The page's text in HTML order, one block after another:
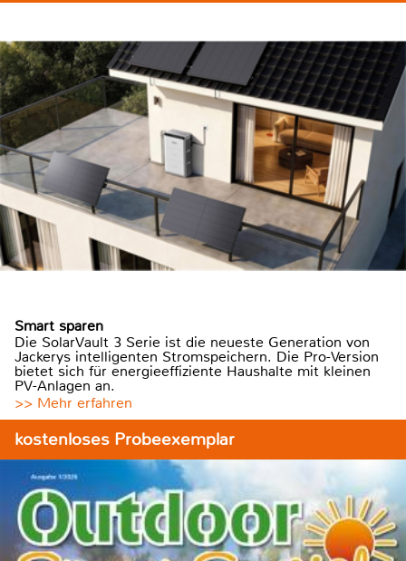
Smart sparen
Die SolarVault 3 Serie ist die neueste Generation von
Jackerys intelligenten Stromspeichern. Die Pro-Version
bietet sich für energieeffiziente Haushalte mit kleinen
PV-Anlagen an.
>> Mehr erfahren
kostenloses Probeexemplar